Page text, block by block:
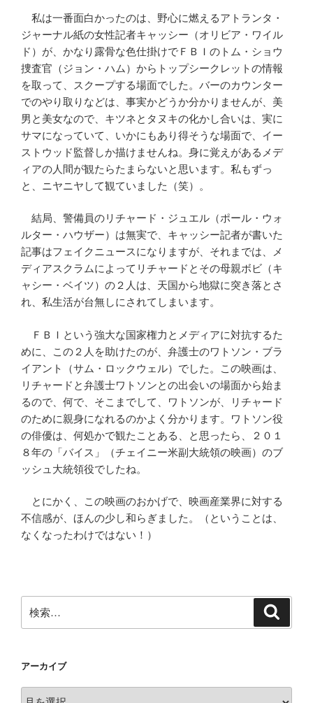
私は一番面白かったのは、野心に燃えるアトランタ・
ジャーナル紙の女性記者キャッシー（オリビア・ワイル
ド）が、かなり露骨な色仕掛けでＦＢＩのトム・ショウ
捜査官（ジョン・ハム）からトップシークレットの情報
を取って、スクープする場面でした。バーのカウンター
でのやり取りなどは、事実かどうか分かりませんが、美
男と美女なので、キツネとタヌキの化かし合いは、実に
サマになっていて、いかにもあり得そうな場面で、イー
ストウッド監督しか描けませんね。身に覚えがあるメデ
ィアの人間が観たらたまらないと思います。私もずっ
と、ニヤニヤして観ていました（笑）。
結局、警備員のリチャード・ジュエル（ポール・ウォ
ルター・ハウザー）は無実で、キャッシー記者が書いた
記事はフェイクニュースになりますが、それまでは、メ
ディアスクラムによってリチャードとその母親ボビ（キ
ャシー・ベイツ）の２人は、天国から地獄に突き落とさ
れ、私生活が台無しにされてしまいます。
ＦＢＩという強大な国家権力とメディアに対抗するた
めに、この２人を助けたのが、弁護士のワトソン・ブラ
イアント（サム・ロックウェル）でした。この映画は、
リチャードと弁護士ワトソンとの出会いの場面から始ま
るので、何で、そこまでして、ワトソンが、リチャード
のために親身になれるのかよく分かります。ワトソン役
の俳優は、何処かで観たことある、と思ったら、２０１
８年の「バイス」（チェイニー米副大統領の映画）のブ
ッシュ大統領役でしたね。
とにかく、この映画のおかげで、映画産業界に対する
不信感が、ほんの少し和らぎました。（ということは、
なくなったわけではない！）
索:
アーカイブ